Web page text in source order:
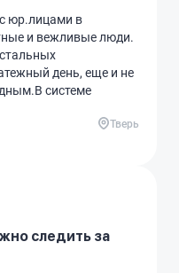
юр.лицами в
и вежливые люди.
день, еще и не
системе
Тверь
следить за